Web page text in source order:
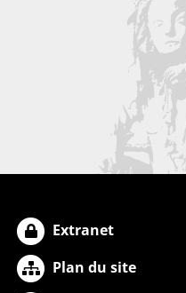
Extranet
Plan du site